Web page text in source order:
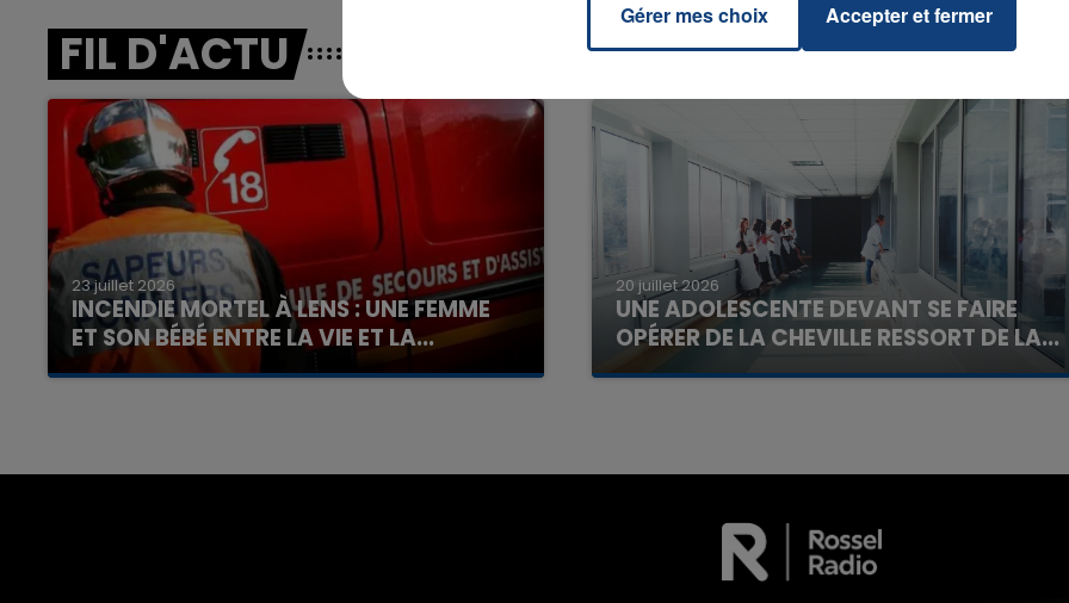
FIL D'ACTU
23 juillet 2026
INCENDIE MORTEL À LENS : UNE FEMME
ET SON BÉBÉ ENTRE LA VIE ET LA...
Un homme s'est immolé par le feu après avoir
20 juillet 2026
UNE ADOLESCENTE DEVANT SE FAIRE
OPÉRER DE LA CHEVILLE RESSORT DE LA...
La famille a porté plainte contre la clinique qui a
7h00 - 11h00
La Team de l'été
Gérer mes choix Accepter et fermer